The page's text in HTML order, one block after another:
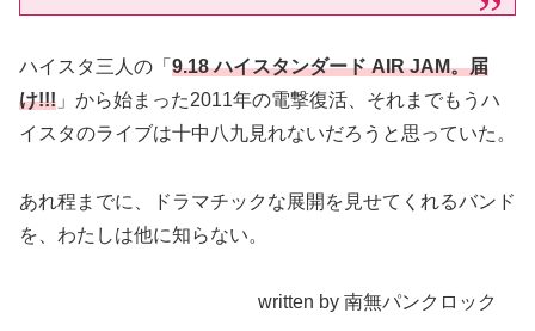
ハイスタ三人の「 9.18 ハイスタンダード AIR JAM。届
け!!! 」から始まった2011年の電撃復活、それまでもうハ
イスタのライブは十中八九見れないだろうと思っていた。
あれ程までに、ドラマチックな展開を見せてくれるバンド
を、わたしは他に知らない。
written by 南無パンクロック